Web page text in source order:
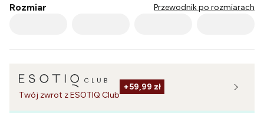
Rozmiar Przewodnik po rozmiarach
Twój zwrot z ESOTIQ Club
+59,99 zł